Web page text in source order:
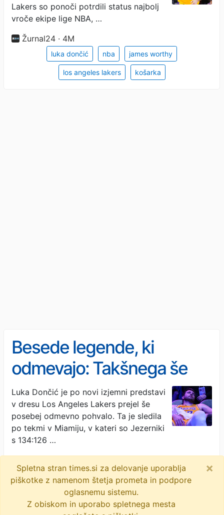
Lakers so ponoči potrdili status najbolj
vroče ekipe lige NBA, …
Žurnal24 · 4M
luka dončić nba james worthy
los angeles lakers košarka
Besede legende, ki
odmevajo: Takšnega še
nismo imeli (VIDEO)
Luka Dončić je po novi izjemni predstavi
v dresu Los Angeles Lakers prejel še
posebej odmevno pohvalo. Ta je sledila
po tekmi v Miamiju, v kateri so Jezerniki
s 134:126 …
luka dončić james worthy los angeles lakers
60 točk miami heat
Spletna stran times.si za delovanje uporablja
piškotke z namenom štetja prometa in podpore
oglasnemu sistemu.
Z obiskom in uporabo spletnega mesta
×